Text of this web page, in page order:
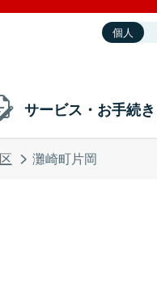
個人
サービス・お手続き
灘崎町片岡